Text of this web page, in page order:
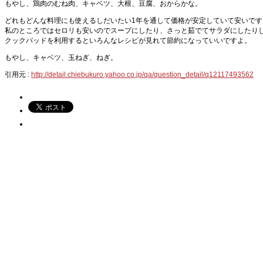
もやし、鶏肉のむね肉、キャベツ、大根、豆腐、おからかな。
どれもどんな料理にも使えるしだいたい1年を通して価格が安定していて安いです
私のところではセロリも安いのでスープにしたり、さっと茹でてサラダにしたり
クックパッドを利用するといろんなレシピが見れて節約になっていいですよ。
もやし、キャベツ、玉ねぎ、ねぎ。
引用元 : http://detail.chiebukuro.yahoo.co.jp/qa/question_detail/q12117493562